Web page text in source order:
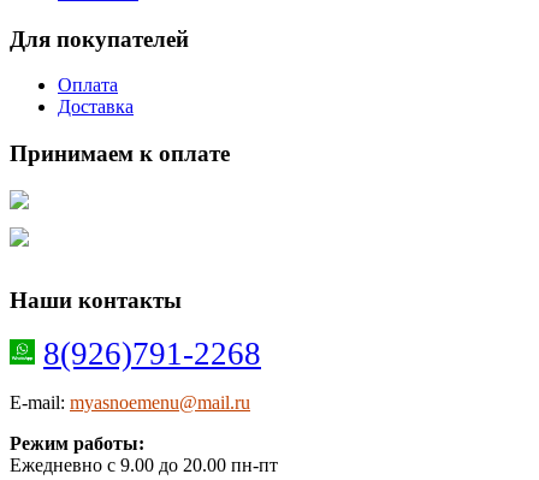
Для покупателей
Оплата
Доставка
Принимаем к оплате
Наши контакты
8(926)791-2268
E-mail: myasnoemenu@mail.ru
Режим работы:
Ежедневно с 9.00 до 20.00 пн-пт